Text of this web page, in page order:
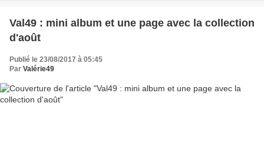
Val49 : mini album et une page avec la collection
d'août
Publié le 23/08/2017 à 05:45
Par Valérie49